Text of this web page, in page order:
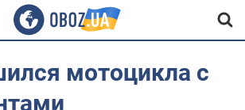
мотоцикла с